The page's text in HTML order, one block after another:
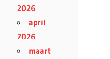
2026
april
2026
maart